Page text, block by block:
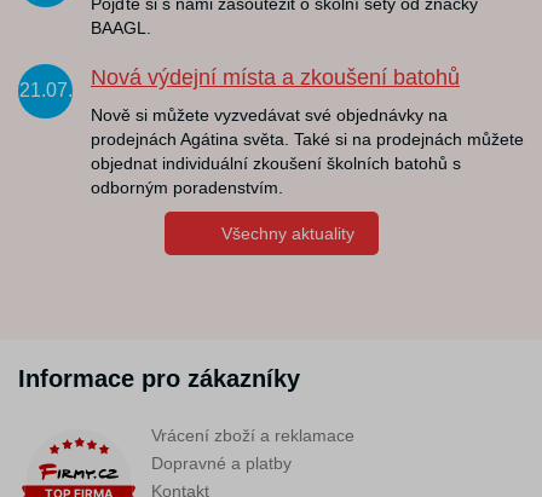
BAAGL.
21.07.
Nová výdejní místa a zkoušení batohů
Nově si můžete vyzvedávat své objednávky na
prodejnách Agátina světa. Také si na prodejnách můžete
objednat individuální zkoušení školních batohů s
odborným poradenstvím.
Všechny aktuality
Informace pro zákazníky
Vrácení zboží a reklamace
Dopravné a platby
Kontakt